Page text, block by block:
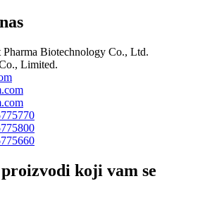
Biotechnology Co., Ltd.
Limited.
koji vam se